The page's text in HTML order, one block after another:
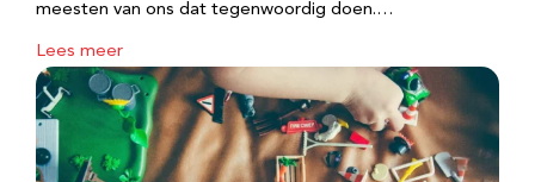
meesten van ons dat tegenwoordig doen.…
Lees meer